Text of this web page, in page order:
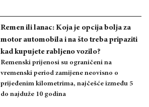
Remen ili lanac: Koja je opcija bolja za
motor automobila i na što treba pripaziti
kad kupujete rabljeno vozilo?
Remenski prijenosi su ograničeni na
vremenski period zamijene neovisno o
prijeđenim kilometrima, najčešće između 5
do najduže 10 godina